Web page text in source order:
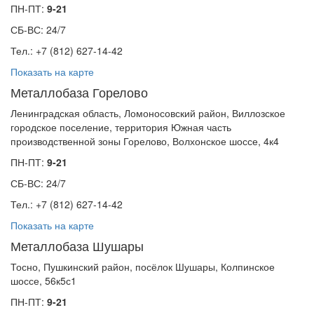
ПН-ПТ: 9-21
СБ-ВС: 24/7
Тел.: +7 (812) 627-14-42
Показать на карте
Металлобаза Горелово
Ленинградская область, Ломоносовский район, Виллозское
городское поселение, территория Южная часть
производственной зоны Горелово, Волхонское шоссе, 4к4
ПН-ПТ: 9-21
СБ-ВС: 24/7
Тел.: +7 (812) 627-14-42
Показать на карте
Металлобаза Шушары
Тосно, Пушкинский район, посёлок Шушары, Колпинское
шоссе, 56к5с1
ПН-ПТ: 9-21